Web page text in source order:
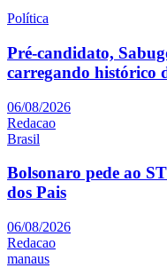
Política
Pré-candidato,
carregando histórico
06/08/2026
Redacao
Brasil
Bolsonaro pede ao
dos Pais
06/08/2026
Redacao
manaus